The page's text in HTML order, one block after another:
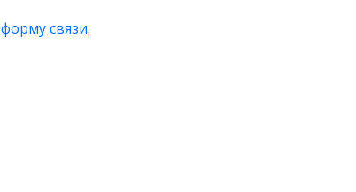
форму связи.